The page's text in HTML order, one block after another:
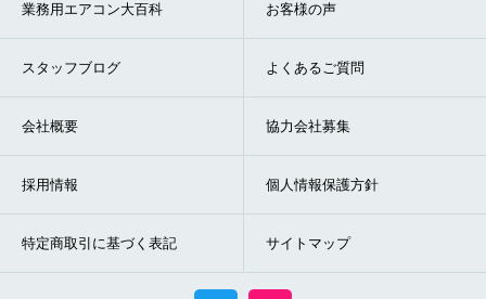
業務用エアコン大百科 お客様の声
スタッフブログ よくあるご質問
会社概要 協力会社募集
採用情報 個人情報保護方針
特定商取引に基づく表記 サイトマップ